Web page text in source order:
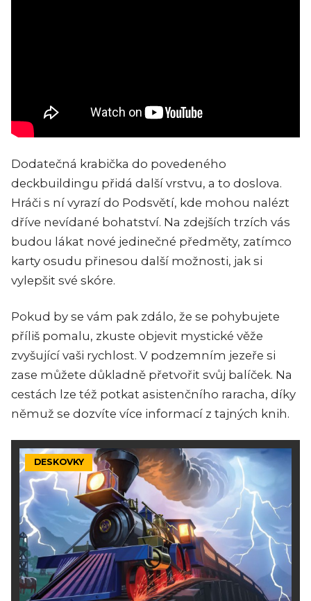
Dodatečná krabička do povedeného
deckbuildingu přidá další vrstvu, a to doslova.
Hráči s ní vyrazí do Podsvětí, kde mohou nalézt
dříve nevídané bohatství. Na zdejších trzích vás
budou lákat nové jedinečné předměty, zatímco
karty osudu přinesou další možnosti, jak si
vylepšit své skóre.
Pokud by se vám pak zdálo, že se pohybujete
příliš pomalu, zkuste objevit mystické věže
zvyšující vaši rychlost. V podzemním jezeře si
zase můžete důkladně přetvořit svůj balíček. Na
cestách lze též potkat asistenčního raracha, díky
němuž se dozvíte více informací z tajných knih.
DESKOVKY